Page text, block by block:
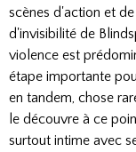
scènes d'action et
d'invisibilité de
violence est
étape importante
en tandem, chose
le découvre à ce
surtout intime avec